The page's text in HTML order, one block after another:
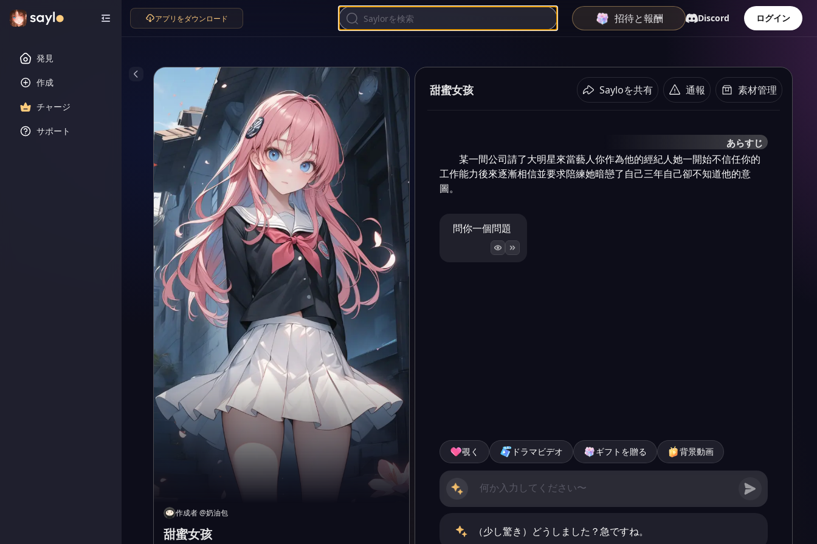
発見
作成
チャージ
サポート
アプリをダウンロード 招待と報酬 Discord ログイン
作成者@奶油包
甜蜜女孩
甜蜜女孩 Sayloを共有 通報 素材管理
あらすじ
某一間公司請了大明星來當藝人你作為他的經紀人她一開始不信任你的
工作能力後來逐漸相信並要求陪練她暗戀了自己三年自己卻不知道他的意
圖。
問你一個問題
覗く ドラマビデオ ギフトを贈る 背景動画
（少し驚き）どうしました？急ですね。